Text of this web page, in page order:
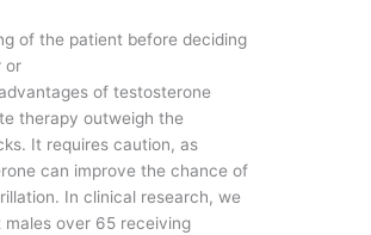
of the patient before deciding
or
of testosterone
therapy outweigh the
It requires caution, as
can improve the chance of
In clinical research, we
males over 65 receiving